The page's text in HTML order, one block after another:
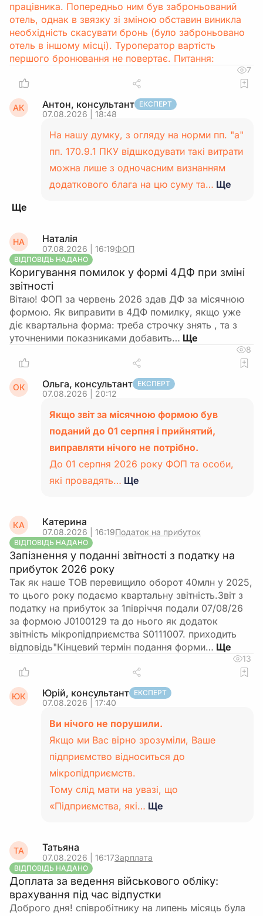
працівника. Попередньо ним був заброньований
отель, однак в звязку зі зміною обставин виникла
необхідність скасувати бронь (було заброньовано
отель в іншому місці). Туроператор вартість
першого бронювання не повертає. Питання:
7
АК Антон, консультант ЕКСПЕРТ
07.08.2026 | 18:48
На нашу думку, з огляду на норми пп. "а"
пп. 170.9.1 ПКУ відшкодувати такі витрати
можна лише з одночасним визнанням
додаткового блага на цю суму та… Ще
НА Наталія
07.08.2026 | 16:19ФОП
ВІДПОВІДЬ НАДАНО
Коригування помилок у формі 4ДФ при зміні
звітності
Вітаю! ФОП за червень 2026 здав ДФ за місячною
формою. Як виправити в 4ДФ помилку, якщо уже
діє квартальна форма: треба строчку знять , та з
уточненими показниками добавить…
8
ОК Ольга, консультант ЕКСПЕРТ
07.08.2026 | 20:12
Якщо звіт за місячною формою був
поданий до 01 серпня і прийнятий,
виправляти нічого не потрібно.
До 01 серпня 2026 року ФОП та особи,
які провадять… Ще
КА Катерина
07.08.2026 | 16:19Податок на прибуток
ВІДПОВІДЬ НАДАНО
Запізнення у поданні звітності з податку на
прибуток 2026 року
Так як наше ТОВ перевищило оборот 40млн у 2025,
то цього року подаємо квартальну звітність.Звіт з
податку на прибуток за 1півріччя подали 07/08/26
за формою J0100129 та до нього як додаток
звітність мікропідприємства S0111007. приходить
відповідь"Кінцевий термін подання форми…
13
ЮК Юрій, консультант ЕКСПЕРТ
07.08.2026 | 17:40
Ви нічого не порушили.
Якщо ми Вас вірно зрозуміли, Ваше
підприємство відноситься до
мікропідприємств.
Тому слід мати на увазі, що
«Підприємства, які… Ще
ТА Татьяна
07.08.2026 | 16:17Зарплата
ВІДПОВІДЬ НАДАНО
Доплата за ведення військового обліку:
врахування під час відпустки
Доброго дня! співробітнику на липень місяць була